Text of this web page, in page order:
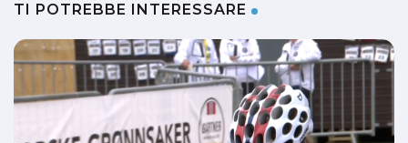
TI POTREBBE INTERESSARE